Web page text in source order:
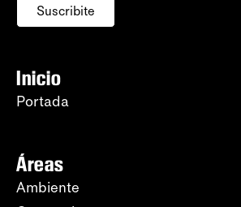
Suscribite
Inicio
Portada
Áreas
Ambiente